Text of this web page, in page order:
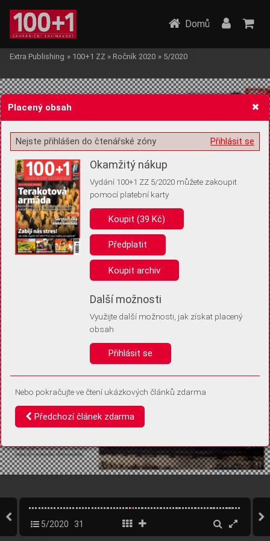
Žádost o souhlas s ukládáním volitelných informací
Pro základní fungování webu nepotřebujeme ukládat žádné informace
(tzv. cookies apod.). Rádi bychom vás ale požádali o souhlas s
uložením volitelných informací:
Anonymní unikátní ID
Díky němu příště poznáme, že se jedná o stejné zařízení, a
Identifikátor je zcela anonymní.
Vaše souhlasy a odmítnutí si ukládáme do vašeho zařízení, abychom se
vás už příště znovu neptali. Můžete je kdykoli později upravit ve Správě
Domů
Extra Publishing » 100+1 ZZ » Ročník 2020 » 5/2020
5/2020 31
Placený obsah
Přihlásit se
Nejste přihlášen do čtenářské zóny
Okamžitý nákup
Vydání 100+1 ZZ 5/2020 můžete zakoupit
pomocí platební karty
Koupit (39 Kč)
Předplatit
Koupit archiv
Další možnosti
Využijte další možnosti, jak získat placený
obsah
Přihlásit se
Nebo pokračujte ve čtení ukázkových článků zdarma
Předchozí článek zdarma